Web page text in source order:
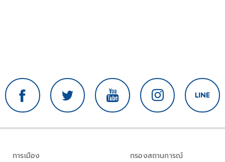
การเมือง
กรองสถานการณ์